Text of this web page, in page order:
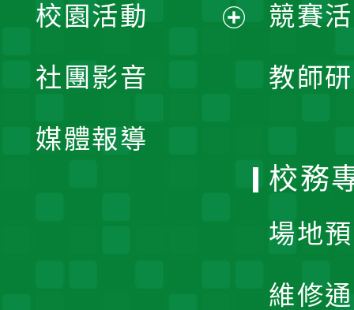
競賽
教師
開
校園活動
社團影音
媒體報導
校務
場地
維修